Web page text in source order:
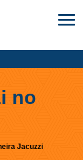
no
Jacuzzi